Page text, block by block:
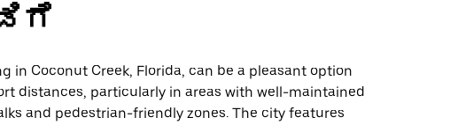
in Coconut Creek, Florida, can be a pleasant option
distances, particularly in areas with well-maintained
and pedestrian-friendly zones. The city features